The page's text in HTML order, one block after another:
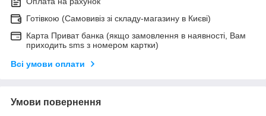
Готівкою (Самовивіз зі складу-магазину в Києві)
Карта Приват банка (якщо замовлення в наявності, Вам
приходить sms з номером картки)
Всі умови оплати
Умови повернення